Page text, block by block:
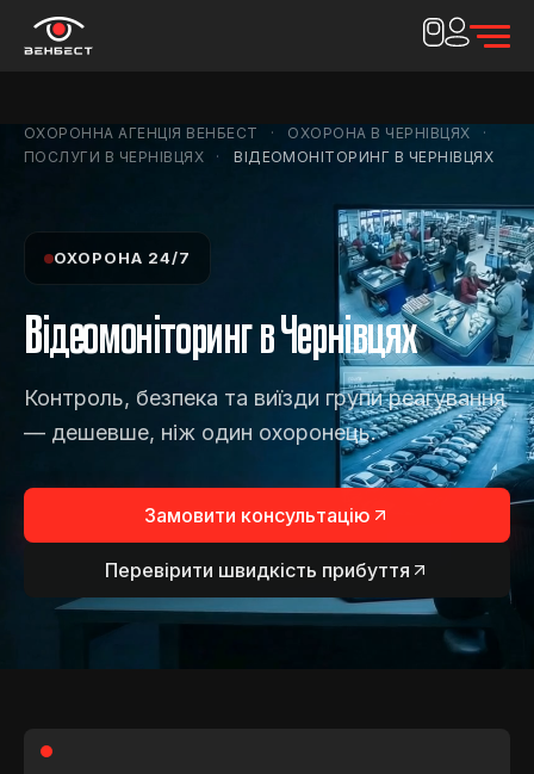
ОХОРОННА АГЕНЦІЯ ВЕНБЕСТ
ОХОРОНА В ЧЕРНІВЦЯХ
ПОСЛУГИ В ЧЕРНІВЦЯХ
ВІДЕОМОНІТОРИНГ В ЧЕРНІВЦЯХ
ОХОРОНА 24/7
Відеомоніторинг в Чернівцях
Контроль, безпека та виїзди групи реагування
— дешевше, ніж один охоронець.
Замовити консультацію
Перевірити швидкість прибуття